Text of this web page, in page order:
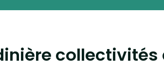
collectivités